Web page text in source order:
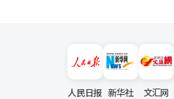
人民日报 新华社 文汇网